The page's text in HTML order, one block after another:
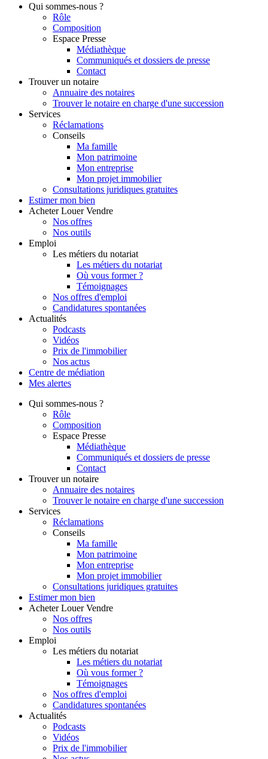
Qui sommes-nous ?
Rôle
Composition
Espace Presse
Médiathèque
Communiqués et dossiers de presse
Contact
Trouver un notaire
Annuaire des notaires
Trouver le notaire en charge d'une succession
Services
Réclamations
Conseils
Ma famille
Mon patrimoine
Mon entreprise
Mon projet immobilier
Consultations juridiques gratuites
Estimer mon bien
Acheter Louer Vendre
Nos offres
Nos outils
Emploi
Les métiers du notariat
Les métiers du notariat
Où vous former ?
Témoignages
Nos offres d'emploi
Candidatures spontanées
Actualités
Podcasts
Vidéos
Prix de l'immobilier
Nos actus
Centre de médiation
Mes alertes
Qui sommes-nous ?
Rôle
Composition
Espace Presse
Médiathèque
Communiqués et dossiers de presse
Contact
Trouver un notaire
Annuaire des notaires
Trouver le notaire en charge d'une succession
Services
Réclamations
Conseils
Ma famille
Mon patrimoine
Mon entreprise
Mon projet immobilier
Consultations juridiques gratuites
Estimer mon bien
Acheter Louer Vendre
Nos offres
Nos outils
Emploi
Les métiers du notariat
Les métiers du notariat
Où vous former ?
Témoignages
Nos offres d'emploi
Candidatures spontanées
Actualités
Podcasts
Vidéos
Prix de l'immobilier